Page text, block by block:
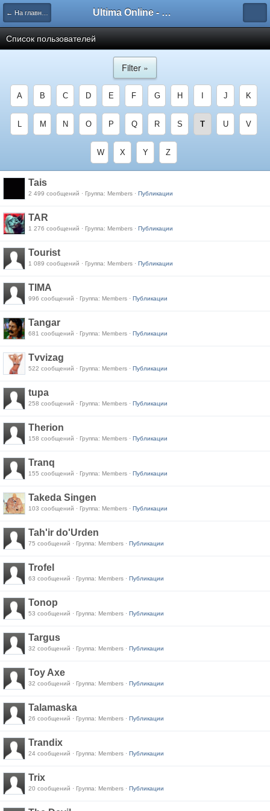
← На главную Ultima Online - Форум Русского сообщества игры
Список пользователей
Filter »
A B C D E F G H J K
L M N O P Q R S T U V
W X Y Z
Tais
2 499 сообщений · Группа: Members · Публикации
TAR
1 276 сообщений · Группа: Members · Публикации
Tourist
1 089 сообщений · Группа: Members · Публикации
TIMA
996 сообщений · Группа: Members · Публикации
Tangar
681 сообщений · Группа: Members · Публикации
Tvvizag
522 сообщений · Группа: Members · Публикации
tupa
258 сообщений · Группа: Members · Публикации
Therion
158 сообщений · Группа: Members · Публикации
Tranq
155 сообщений · Группа: Members · Публикации
Takeda Singen
103 сообщений · Группа: Members · Публикации
Tah'ir do'Urden
75 сообщений · Группа: Members · Публикации
Trofel
63 сообщений · Группа: Members · Публикации
Tonop
53 сообщений · Группа: Members · Публикации
Targus
32 сообщений · Группа: Members · Публикации
Toy Axe
32 сообщений · Группа: Members · Публикации
Talamaska
26 сообщений · Группа: Members · Публикации
Trandix
24 сообщений · Группа: Members · Публикации
Trix
20 сообщений · Группа: Members · Публикации